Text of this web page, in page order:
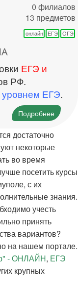
0 филиалов
13 предметов
онлайн ЕГЭ ОГЭ
ЕГЭ и
РФ.
ЕГЭ.
Подробнее
достаточно
некоторые
во время
посетить курсы
с их
знания.
учесть
принять
вариантов?
на нашем портале.
- ОНЛАЙН, ЕГЭ
крупных